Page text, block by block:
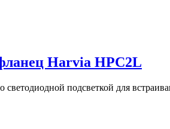
Harvia HPC2L
подсветкой для